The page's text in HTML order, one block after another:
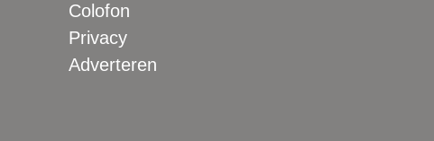
Colofon
Privacy
Adverteren